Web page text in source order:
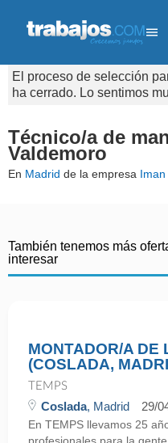
El proceso de selección
ha cerrado. Lo sentimos
Técnico/a de
Valdemoro
En Madrid de la empresa Iman
También tenemos más
interesar
MONTADOR/A DE
(COSLADA,
TEMPS
Coslada, Madrid 29/
En TEMPS llevamos 25